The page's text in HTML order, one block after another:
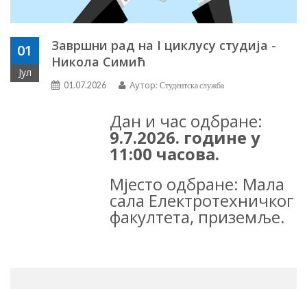
01
Јул
Завршни рад на I циклусу студија -
Никола Симић
01.07.2026 Аутор: Студентска служба
Дан и час одбране:
9.7.2026. године у
11:00 часова.
Мјесто одбране: Мала
сала Електротехничког
факултета, приземље.